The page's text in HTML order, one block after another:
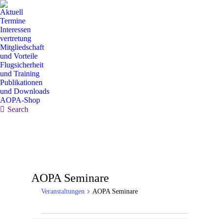
Aktuell
Termine
Interessen
vertretung
Mitgliedschaft
und Vorteile
Flugsicherheit
und Training
Publikationen
und Downloads
AOPA-Shop
Search:
Search
AOPA Seminare
Veranstaltungen AOPA Seminare